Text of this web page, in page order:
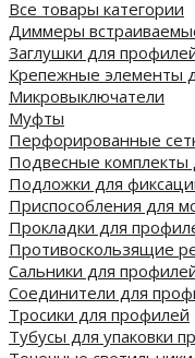
Все товары категории
Диммеры
Заглушки для
Крепежные элементы
Микровыключатели
Муфты
Перфорированные
Подвесные комплекты
Подложки для
Приспособления для
Прокладки для
Противоскользящие
Сальники для
Соединители для
Тросики для профилей
Тубусы для упаковки